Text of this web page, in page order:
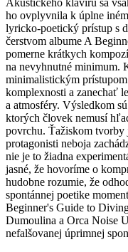
Akustického klavíru sa
ho ovplyvnila k úplne
lyricko-poetický prístup s
čerstvom albume A
pomerne krátkych
na nevyhnutné minimum.
minimalistickým
komplexnosti a zanechať
a atmosféry. Výsledkom
ktorých človek nemusí
povrchu. Ťažiskom tvorby
protagonisti neboja
nie je to žiadna
jasné, že hovoríme o
hudobne rozumie, že
spontánnej poetike
Beginner's Guide to
Dumoulina a Orca Noise
nefalšovanej úprimnej